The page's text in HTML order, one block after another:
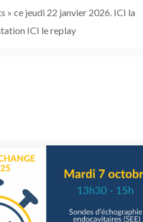
» ce jeudi 22 janvier 2026. ICI la
ICI le replay